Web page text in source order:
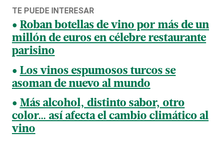
TE PUEDE INTERESAR
Roban botellas de vino por más de un
millón de euros en célebre restaurante
parisino
Los vinos espumosos turcos se
asoman de nuevo al mundo
Más alcohol, distinto sabor, otro
color... así afecta el cambio climático al
vino